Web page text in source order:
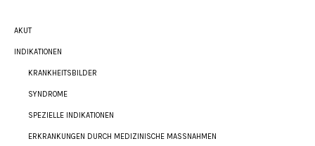
AKUT
INDIKATIONEN
KRANKHEITSBILDER
SYNDROME
SPEZIELLE INDIKATIONEN
ERKRANKUNGEN DURCH MEDIZINISCHE MASSNAHMEN